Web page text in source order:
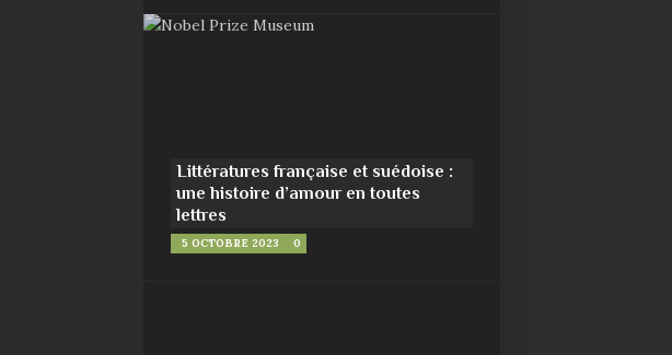
Littératures française et suédoise :
une histoire d’amour en toutes
lettres
5 OCTOBRE 2023 0